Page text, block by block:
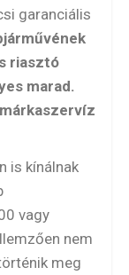
garanciális
riasztó
marad.
is kínálnak
vagy
nem
meg